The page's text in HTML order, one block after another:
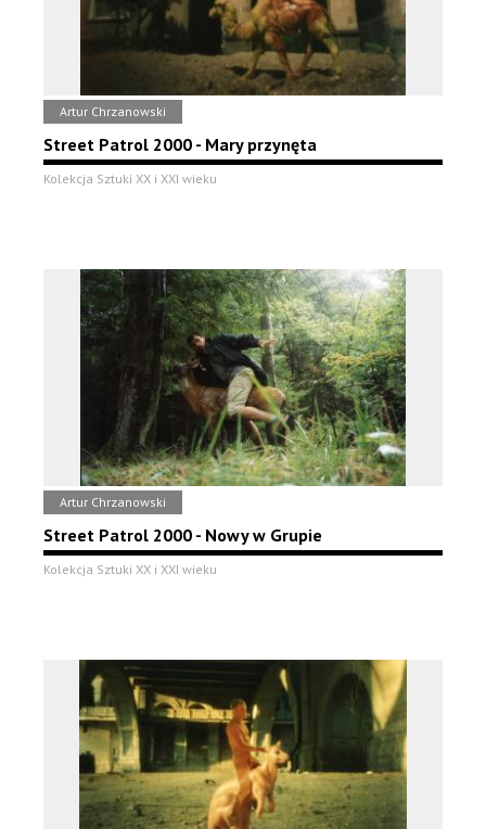
Artur Chrzanowski
Street Patrol 2000 - Mary przynęta
Kolekcja Sztuki XX i XXI wieku
Artur Chrzanowski
Street Patrol 2000 - Nowy w Grupie
Kolekcja Sztuki XX i XXI wieku